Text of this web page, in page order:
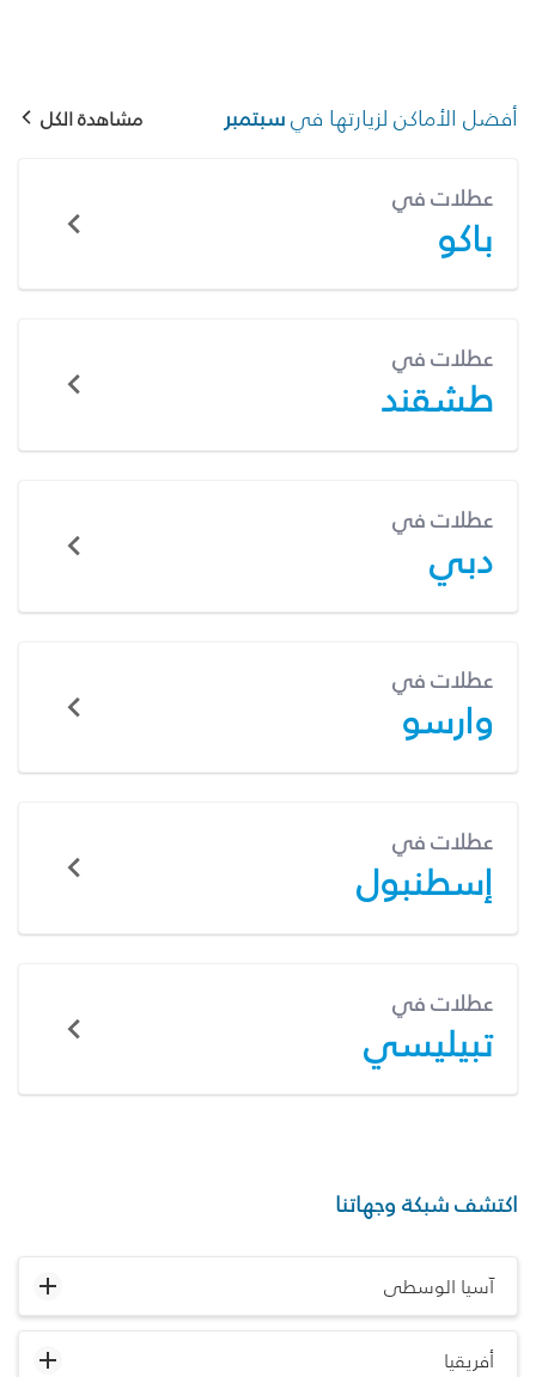
أفضل الأماكن لزيارتها فيسبتمبر مشاهدة الكل
عطلات في
باكو
عطلات في
طشقند
عطلات في
دبي
عطلات في
وارسو
عطلات في
إسطنبول
عطلات في
تبيليسي
اكتشف شبكة وجهاتنا
آسيا الوسطى
أفريقيا